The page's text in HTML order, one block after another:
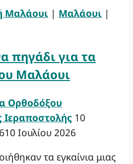
Μαλάουι | Μαλάουι |
πηγάδι για τα
Μαλάουι
Ορθοδόξου
Ιεραποστολής 10
10 Ιουλίου 2026
τα εγκαίνια μιας